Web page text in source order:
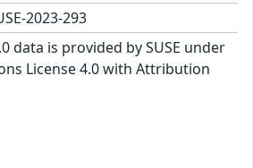
2023-293
data is provided by SUSE under
License 4.0 with Attribution